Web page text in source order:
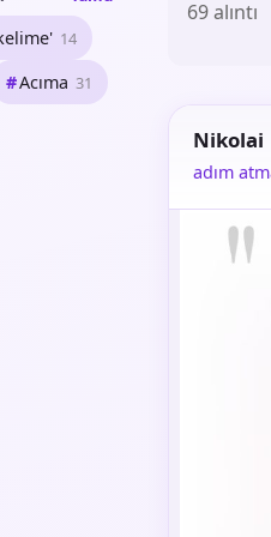
14
Acıma 31
69 alıntı
Nikolai
adım